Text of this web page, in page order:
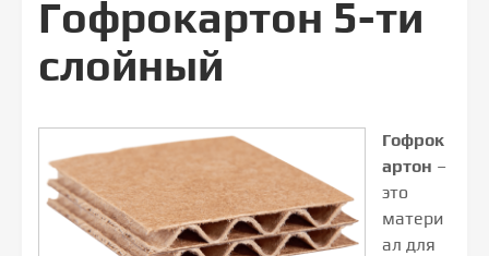
Гофрокартон 5-ти
слойный
Гофрок
артон –
это
матери
ал для